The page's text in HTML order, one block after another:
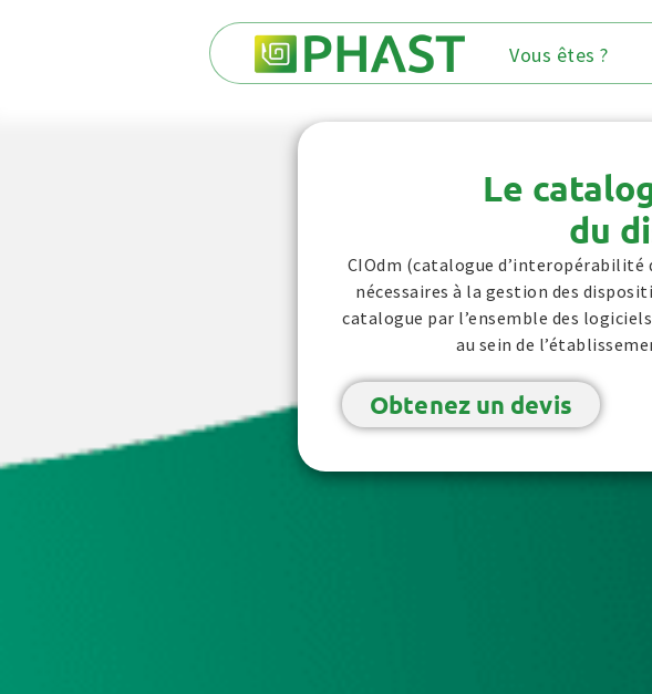
Vous êtes ?
Le
du
CIOdm (catalogue
nécessaires à la gestion des
catalogue par l’ensemble des
au sein de
Obtenez un devis